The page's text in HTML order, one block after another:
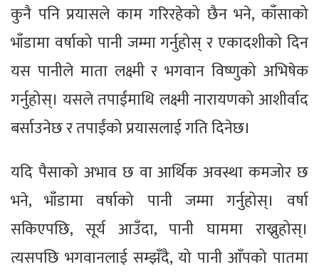
कुनै पनि प्रयासले काम गरिरहेको छैन भने, काँसाको
भाँडामा वर्षाको पानी जम्मा गर्नुहोस् र एकादशीको दिन
यस पानीले माता लक्ष्मी र भगवान विष्णुको अभिषेक
गर्नुहोस्। यसले तपाईंमाथि लक्ष्मी नारायणको आशीर्वाद
बर्साउनेछ र तपाईंको प्रयासलाई गति दिनेछ।
यदि पैसाको अभाव छ वा आर्थिक अवस्था कमजोर छ
भने, भाँडामा वर्षाको पानी जम्मा गर्नुहोस्। वर्षा
सकिएपछि, सूर्य आउँदा, पानी घाममा राख्नुहोस्।
त्यसपछि भगवानलाई सम्झँदै, यो पानी आँपको पातमा